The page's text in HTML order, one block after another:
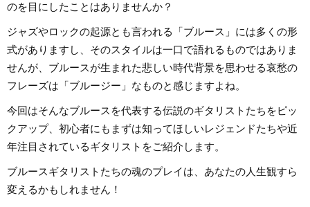
のを目にしたことはありませんか？
ジャズやロックの起源とも言われる「ブルース」には多くの形
式がありますし、そのスタイルは一口で語れるものではありま
せんが、ブルースが生まれた悲しい時代背景を思わせる哀愁の
フレーズは「ブルージー」なものと感じますよね。
今回はそんなブルースを代表する伝説のギタリストたちをピッ
クアップ、初心者にもまずは知ってほしいレジェンドたちや近
年注目されているギタリストをご紹介します。
ブルースギタリストたちの魂のプレイは、あなたの人生観すら
変えるかもしれません！